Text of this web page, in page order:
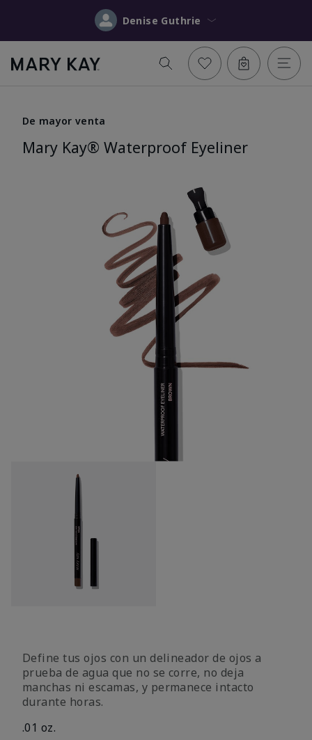
Denise Guthrie
De mayor venta
Mary Kay® Waterproof Eyeliner
Define tus ojos con un delineador de ojos a
prueba de agua que no se corre, no deja
manchas ni escamas, y permanece intacto
durante horas.
.01 oz.